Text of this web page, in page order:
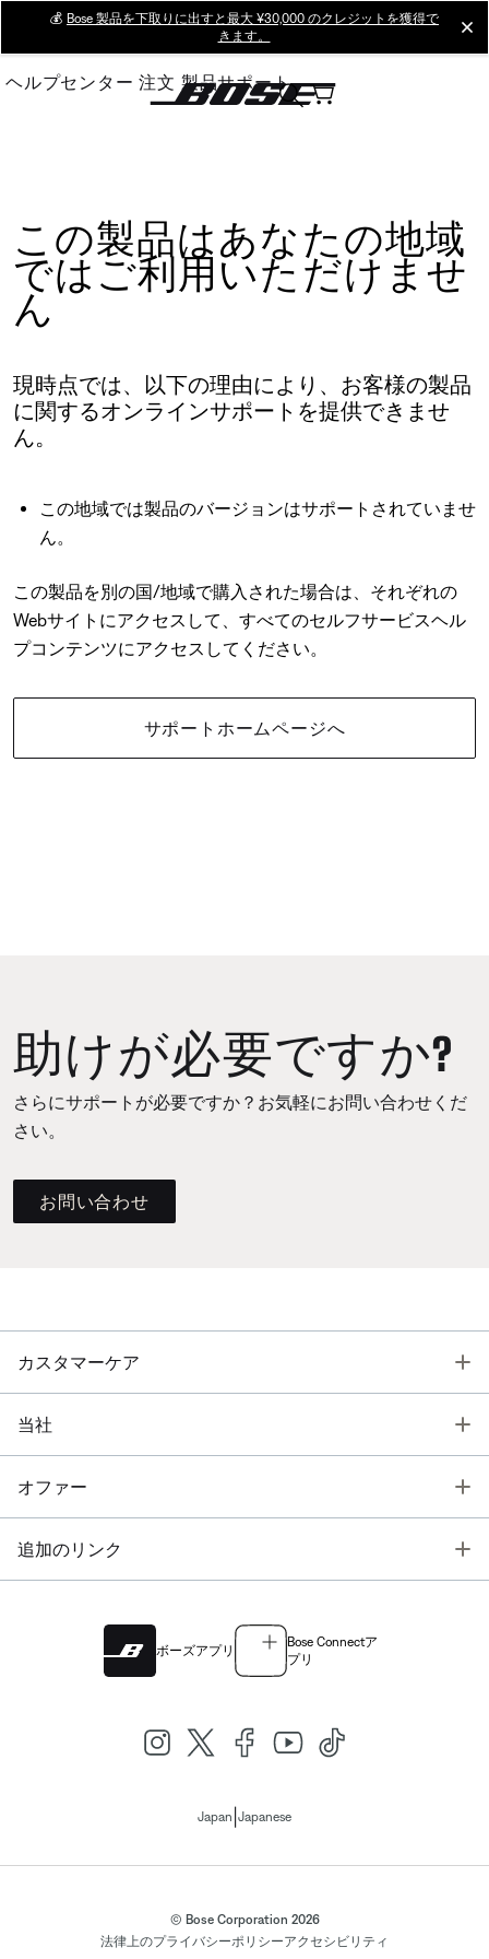
Main
💰 Bose 製品を下取りに出すと最大 ¥30,000 のクレジットを獲得で
きます。
ヘルプセンター 注文 製品サポート
この製品はあなたの地域
ではご利用いただけませ
ん
現時点では、以下の理由により、お客様の製品
に関するオンラインサポートを提供できませ
ん。
この地域では製品のバージョンはサポートされていませ
ん。
この製品を別の国/地域で購入された場合は、それぞれの
Webサイトにアクセスして、すべてのセルフサービスヘル
プコンテンツにアクセスしてください。
サポートホームページへ
助けが必要ですか?
さらにサポートが必要ですか？お気軽にお問い合わせくだ
さい。
お問い合わせ
カスタマーケア
当社
オファー
追加のリンク
ボーズアプリ
Bose Connectア
プリ
Japan Japanese
© Bose Corporation 2026
法律上のプライバシーポリシーアクセシビリティ